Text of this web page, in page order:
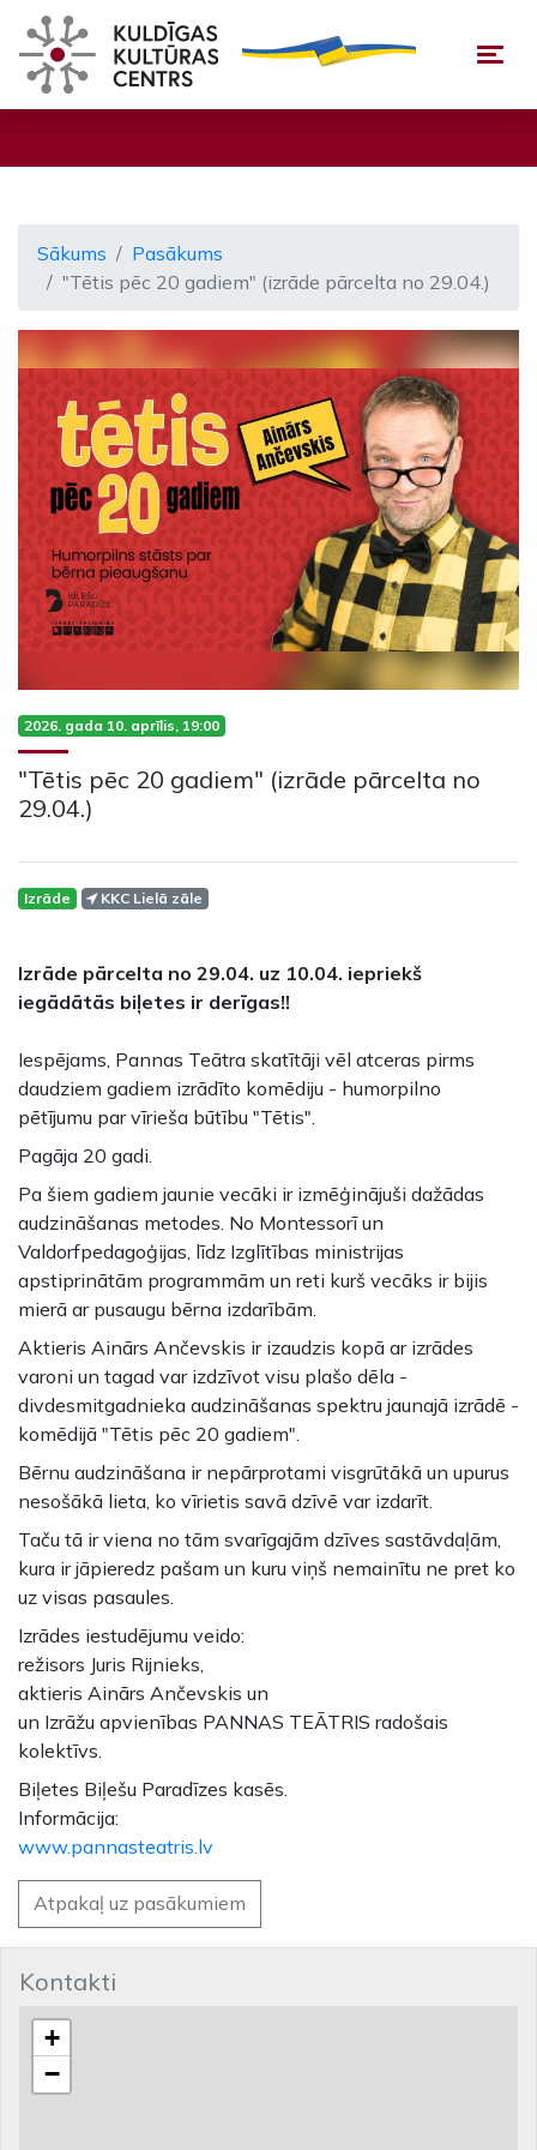
Sākums
Pasākums
"Tētis pēc 20 gadiem" (izrāde pārcelta no 29.04.)
2026. gada 10. aprīlis, 19:00
"Tētis pēc 20 gadiem" (izrāde pārcelta no
29.04.)
Izrāde KKC Lielā zāle
Izrāde pārcelta no 29.04. uz 10.04. iepriekš
iegādātās biļetes ir derīgas!!
Iespējams, Pannas Teātra skatītāji vēl atceras pirms
daudziem gadiem izrādīto komēdiju - humorpilno
pētījumu par vīrieša būtību "Tētis".
Pagāja 20 gadi.
Pa šiem gadiem jaunie vecāki ir izmēģinājuši dažādas
audzināšanas metodes. No Montessorī un
Valdorfpedagoģijas, līdz Izglītības ministrijas
apstiprinātām programmām un reti kurš vecāks ir bijis
mierā ar pusaugu bērna izdarībām.
Aktieris Ainārs Ančevskis ir izaudzis kopā ar izrādes
varoni un tagad var izdzīvot visu plašo dēla -
divdesmitgadnieka audzināšanas spektru jaunajā izrādē -
komēdijā "Tētis pēc 20 gadiem".
Bērnu audzināšana ir nepārprotami visgrūtākā un upurus
nesošākā lieta, ko vīrietis savā dzīvē var izdarīt.
Taču tā ir viena no tām svarīgajām dzīves sastāvdaļām,
kura ir jāpieredz pašam un kuru viņš nemainītu ne pret ko
uz visas pasaules.
Izrādes iestudējumu veido:
režisors Juris Rijnieks,
aktieris Ainārs Ančevskis un
un Izrāžu apvienības PANNAS TEĀTRIS radošais
kolektīvs.
Biļetes Biļešu Paradīzes kasēs.
Informācija:
www.pannasteatris.lv
Atpakaļ uz pasākumiem
Kontakti
+
−